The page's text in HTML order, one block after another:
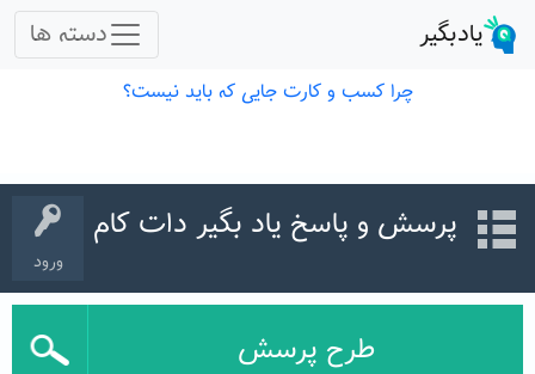
ورود
پرسش و پاسخ یاد بگیر دات کام
طرح پرسش